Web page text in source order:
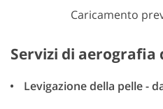
Caricamento
Servizi di
Levigazione della pelle -